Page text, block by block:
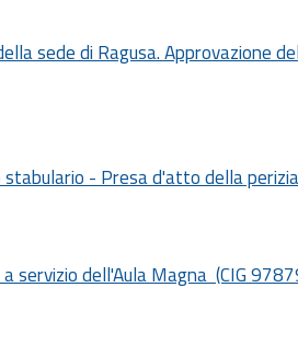
sede di Ragusa. Approvazione
- Presa d'atto della
servizio dell'Aula Magna (CIG